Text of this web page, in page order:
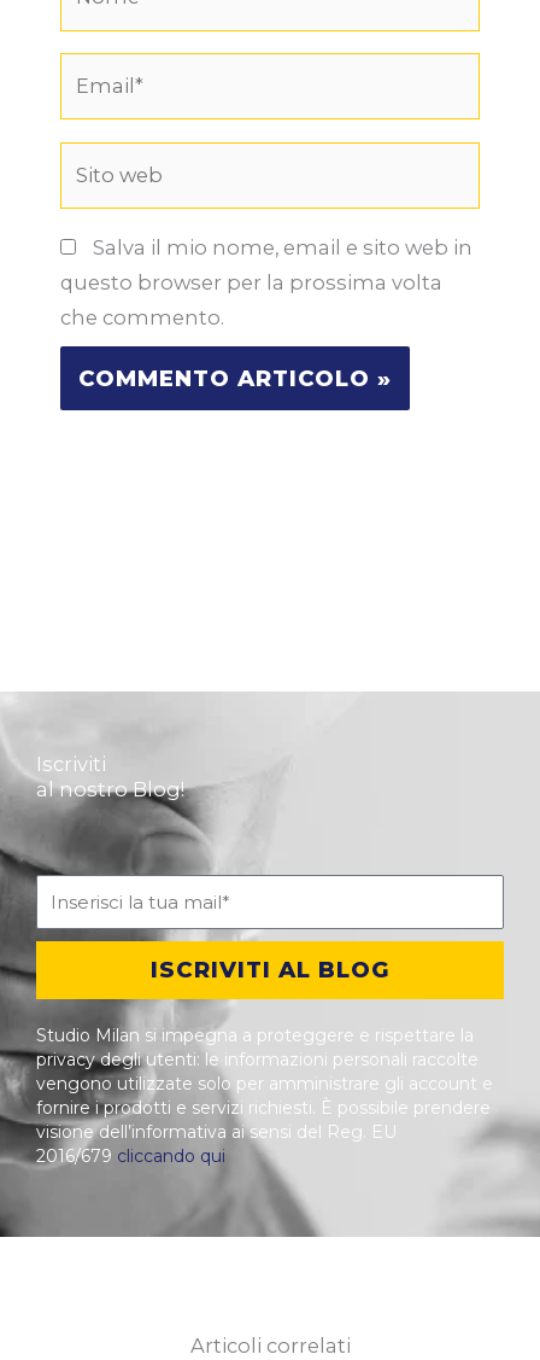
Salva il mio nome, email e sito web in
questo browser per la prossima volta
che commento.
Iscriviti
al nostro Blog!
ISCRIVITI AL BLOG
Studio Milan si impegna a proteggere e rispettare la
privacy degli utenti: le informazioni personali raccolte
vengono utilizzate solo per amministrare gli account e
fornire i prodotti e servizi richiesti. È possibile prendere
visione dell’informativa ai sensi del Reg. EU
2016/679 cliccando qui
Articoli correlati